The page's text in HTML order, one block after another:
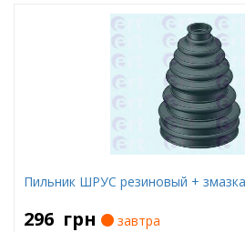
Пильник ШРУС резиновый + змазка
296 грн
завтра